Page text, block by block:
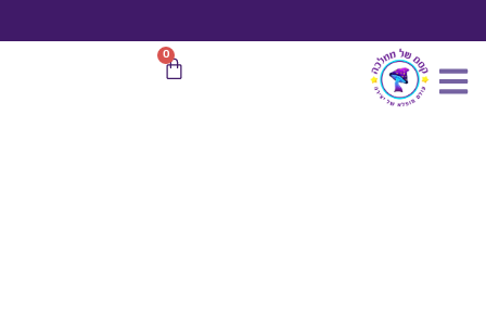
לתוכן
בהזמנות מעל 599 ₪ 0
עגלת
ערכת
יצירה
אגם